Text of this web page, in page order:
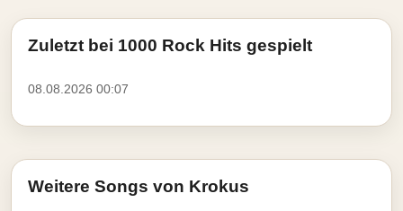
Zuletzt bei 1000 Rock Hits gespielt
08.08.2026 00:07
Weitere Songs von Krokus